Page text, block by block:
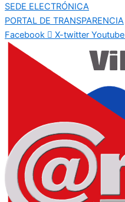
SEDE ELECTRÓNICA
PORTAL DE TRANSPARENCIA
Facebook
X-twitter Youtube